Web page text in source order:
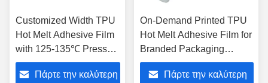
Customized Width TPU
Hot Melt Adhesive Film
with 125-135℃ Press
Temp and 10-15 Press
Time for High Humidity
Πάρτε την καλύτερη
On-Demand Printed TPU
Hot Melt Adhesive Film for
Branded Packaging
Applications with
Customized Fabric
Πάρτε την καλύτερη